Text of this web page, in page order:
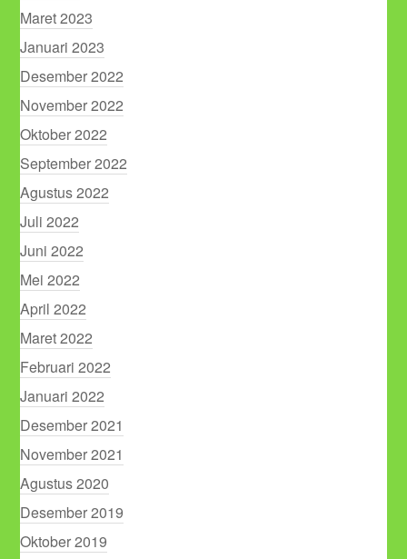
Maret 2023
Januari 2023
Desember 2022
November 2022
Oktober 2022
September 2022
Agustus 2022
Juli 2022
Juni 2022
Mei 2022
April 2022
Maret 2022
Februari 2022
Januari 2022
Desember 2021
November 2021
Agustus 2020
Desember 2019
Oktober 2019